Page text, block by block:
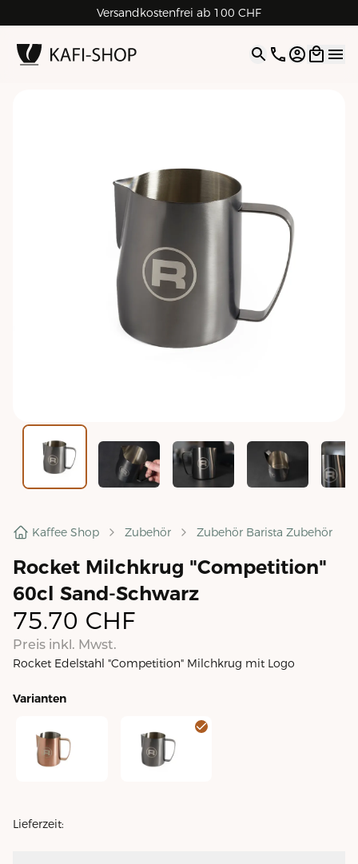
Versandkostenfrei ab 100 CHF
4.9| 5.0 Google
Open
Kaffee Shop Zubehör Zubehör Barista Zubehör
Rocket Milchkrug "Competition"
60cl Sand-Schwarz
75.70 CHF
Preis inkl. Mwst.
Rocket Edelstahl "Competition" Milchkrug mit Logo
Varianten
Lieferzeit: